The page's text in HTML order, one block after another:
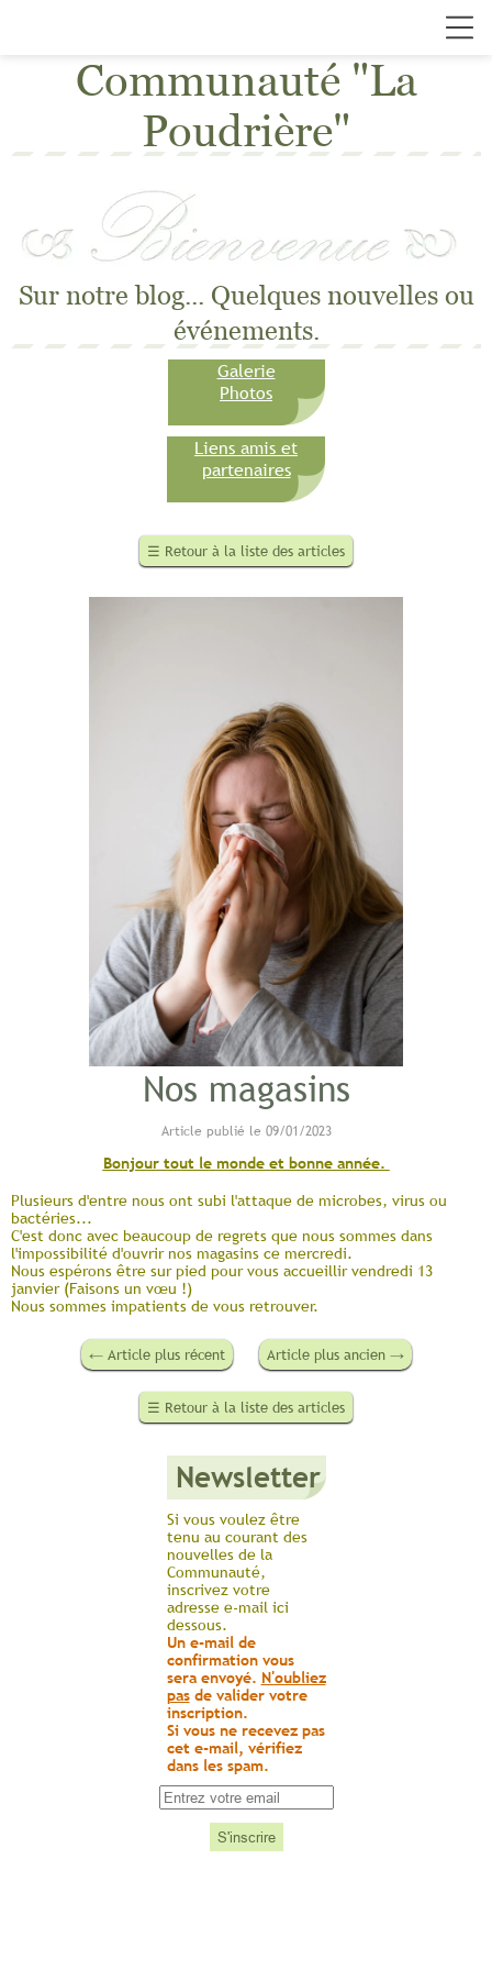
Communauté "La
Poudrière"
Sur notre blog... Quelques nouvelles ou
événements.
Galerie
Photos
Liens amis et
partenaires
☰ Retour à la liste des articles
Nos magasins
Article publié le 09/01/2023
Bonjour tout le monde et bonne année.
Plusieurs d'entre nous ont subi l'attaque de microbes, virus ou
bactéries...
C'est donc avec beaucoup de regrets que nous sommes dans
l'impossibilité d'ouvrir nos magasins ce mercredi.
Nous espérons être sur pied pour vous accueillir vendredi 13
janvier (Faisons un vœu !)
Nous sommes impatients de vous retrouver.
← Article plus récent Article plus ancien→
☰ Retour à la liste des articles
Newsletter
Si vous voulez être
tenu au courant des
nouvelles de la
Communauté,
inscrivez votre
adresse e-mail ici
dessous.
Un e-mail de
confirmation vous
sera envoyé. N'oubliez
pasde valider votre
inscription.
Si vous ne recevez pas
cet e-mail, vérifiez
dans les spam.